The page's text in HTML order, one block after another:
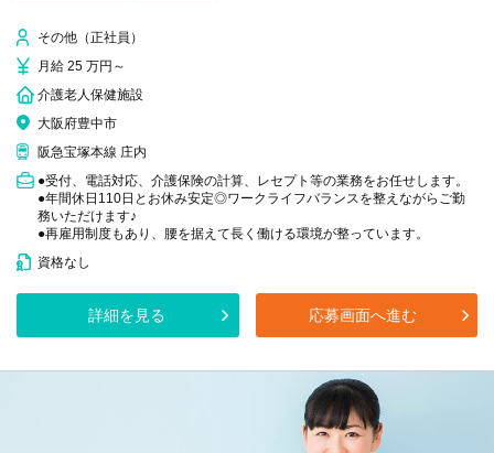
その他（正社員）
月給 25 万円～
介護老人保健施設
大阪府豊中市
阪急宝塚本線 庄内
●受付、電話対応、介護保険の計算、レセプト等の業務をお任せします。
●年間休日110日とお休み安定◎ワークライフバランスを整えながらご勤
務いただけます♪
●再雇用制度もあり、腰を据えて長く働ける環境が整っています。
資格なし
詳細を見る 応募画面へ進む